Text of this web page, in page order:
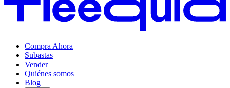
Compra Ahora
Subastas
Vender
Quiénes somos
Blog